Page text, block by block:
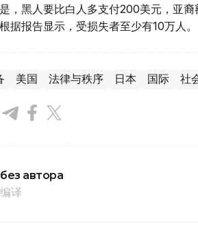
，黑人要比白人多支付200美元，亚
据报告显示，受损失者至少有10万人。
美国 法律与秩序 日本 国际 社
без автора
编译